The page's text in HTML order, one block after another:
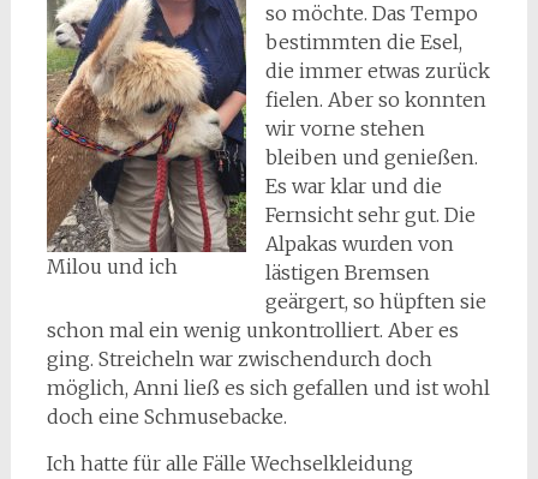
Milou und ich
so möchte. Das Tempo
bestimmten die Esel,
die immer etwas zurück
fielen. Aber so konnten
wir vorne stehen
bleiben und genießen.
Es war klar und die
Fernsicht sehr gut. Die
Alpakas wurden von
lästigen Bremsen
geärgert, so hüpften sie
schon mal ein wenig unkontrolliert. Aber es
ging. Streicheln war zwischendurch doch
möglich, Anni ließ es sich gefallen und ist wohl
doch eine Schmusebacke.
Ich hatte für alle Fälle Wechselkleidung